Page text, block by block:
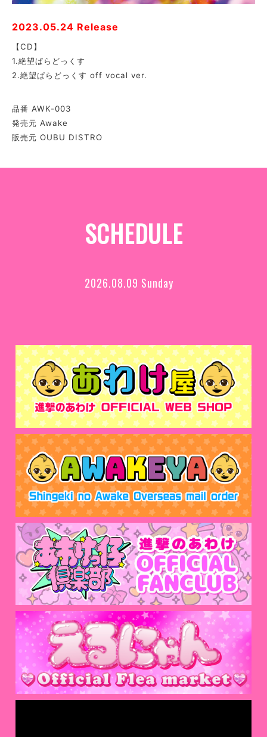
2023.05.24 Release
【CD】
1.絶望ぱらどっくす
2.絶望ぱらどっくす off vocal ver.
品番 AWK-003
発売元 Awake
販売元 OUBU DISTRO
SCHEDULE
2026.08.09 Sunday